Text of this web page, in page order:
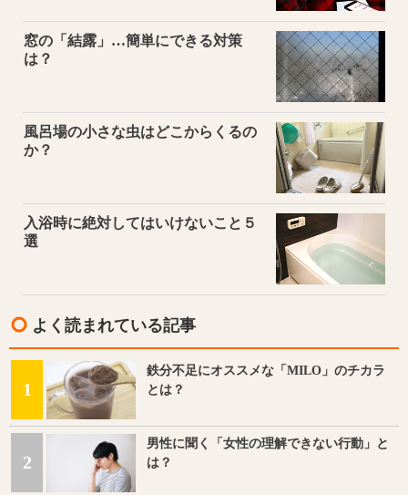
窓の「結露」…簡単にできる対策
は？
風呂場の小さな虫はどこからくるの
か？
入浴時に絶対してはいけないこと５
選
よく読まれている記事
1
鉄分不足にオススメな「MILO」のチカラ
とは？
2
男性に聞く「女性の理解できない行動」と
は？